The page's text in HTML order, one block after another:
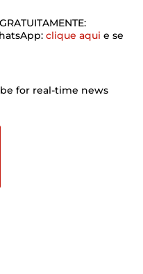
clique aqui e se
for real-time news